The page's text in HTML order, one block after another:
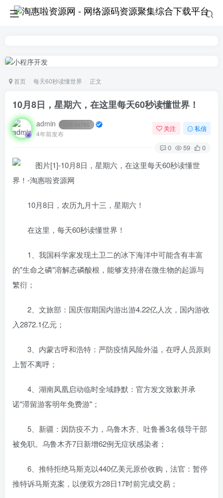
首页 每天60秒读懂世界 正文
10月8日，星期六，在这里每天60秒读懂世界！
admin 65785
4年前发布
关注 私信
0 59 0
10月8日，农历九月十三，星期六！
在这里，每天60秒读懂世界！
1、我国科学家发现土卫二的冰下海洋中可能含有丰富
的"生命之磷"溶解态磷酸根，能够支持潜在微生物的起源与
繁衍；
2、文旅部：国庆假期国内游出游4.22亿人次，国内游收
入2872.1亿元；
3、内蒙古呼和浩特：严防疫情风险外溢，在呼人员原则
上暂不离呼；
4、湖南凤凰启动临时全域静默：官方发文致歉并承
诺"滞留游客明年免费游"；
5、新疆：因防疫不力，乌鲁木齐、吐鲁番3名领导干部
被免职。乌鲁木齐7日新增62例无症状感染者；
6、推特拒绝马斯克以440亿美元原价收购，法官：暂停
推特诉马斯克案，以便双方28日17时前完成交易；